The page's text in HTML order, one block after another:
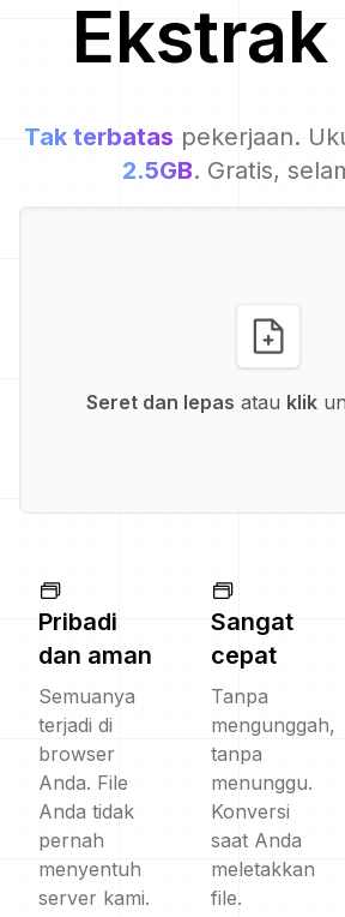
Ekstrak
Tak terbatas pekerjaan.
2.5GB. Gratis,
Seret dan lepas atau klik
Pribadi
dan aman
Semuanya
terjadi di
browser
Anda. File
Anda tidak
pernah
menyentuh
server kami.
Sangat
cepat
Tanpa
mengunggah,
tanpa
menunggu.
Konversi
saat Anda
meletakkan
file.